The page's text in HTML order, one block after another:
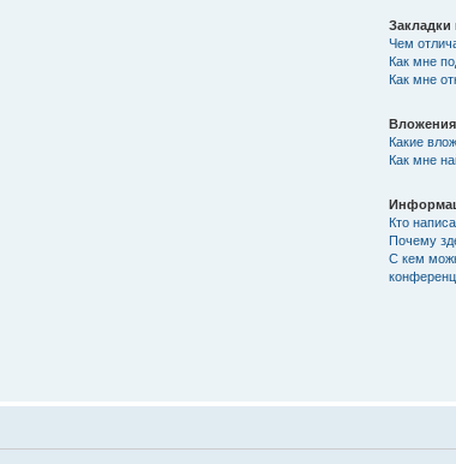
Закладки
Чем
Как мне
Как мне
Вложения
Какие
Как мне
Кто
Почему
С кем